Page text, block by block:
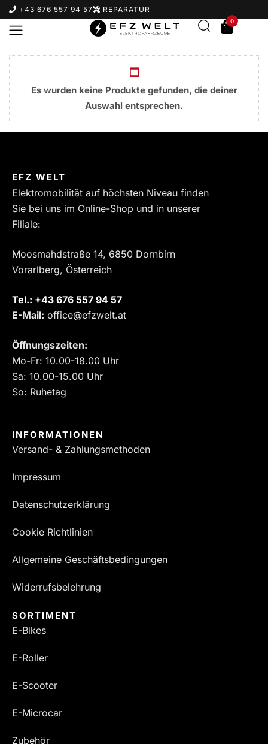
+43 676 557 94 57 REPARATUR
0
Es wurden keine Produkte gefunden, die deiner
Auswahl entsprechen.
EFZ WELT
Elektromobilität auf höchsten Niveau finden
Sie bei uns im Online-Shop und in unserer
Filiale:
Moosmahdstraße 14, 6850 Dornbirn
Vorarlberg, Österreich
Tel.: ‎+43 676 557 94 57
E-Mail: office@efzwelt.at
Öffnungszeiten:
Mo-Fr: 10.00-18.00 Uhr
Sa: 10.00-15.00 Uhr
So: Ruhetag
INFORMATIONEN
Versand- & Zahlungsmethoden
Impressum
Datenschutzerklärung
Cookie Richtlinien
Allgemeine Geschäftsbedingungen
Widerrufsbelehrung
SORTIMENT
E-Bikes
E-Roller
E-Scooter
E-Microcar
Zubehör